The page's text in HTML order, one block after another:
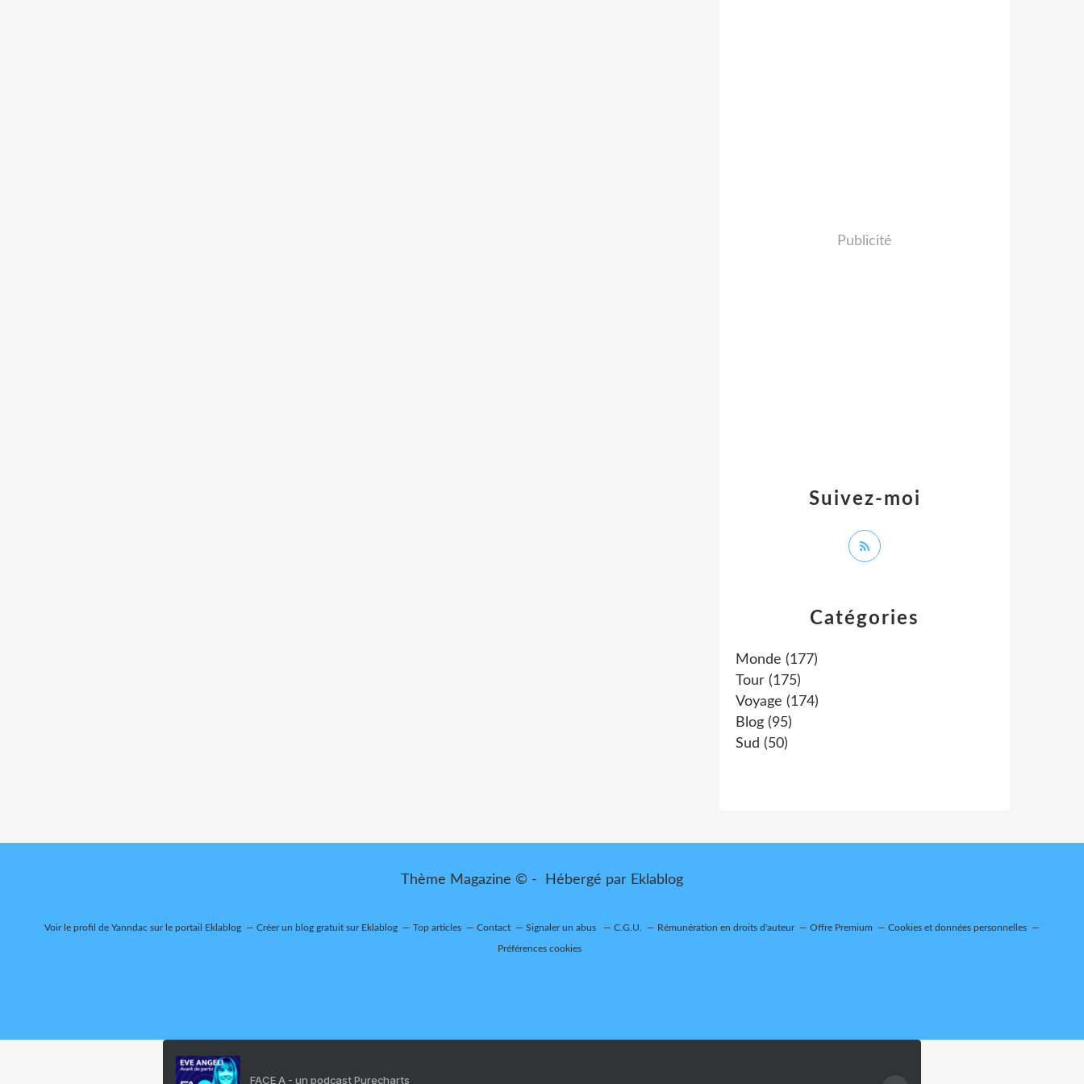
Catégories
Monde (177)
Tour (175)
Voyage (174)
Blog (95)
Sud (50)
Suivez-moi
Publicité
Thème Magazine © - Hébergé par Eklablog
Voir le profil de Yanndac sur le portail Eklablog Créer un blog gratuit sur Eklablog Top articles Contact Signaler un abus C.G.U. Rémunération en droits d'auteur Offre Premium Cookies et données personnelles
Préférences cookies
FACE A - un podcast Purecharts